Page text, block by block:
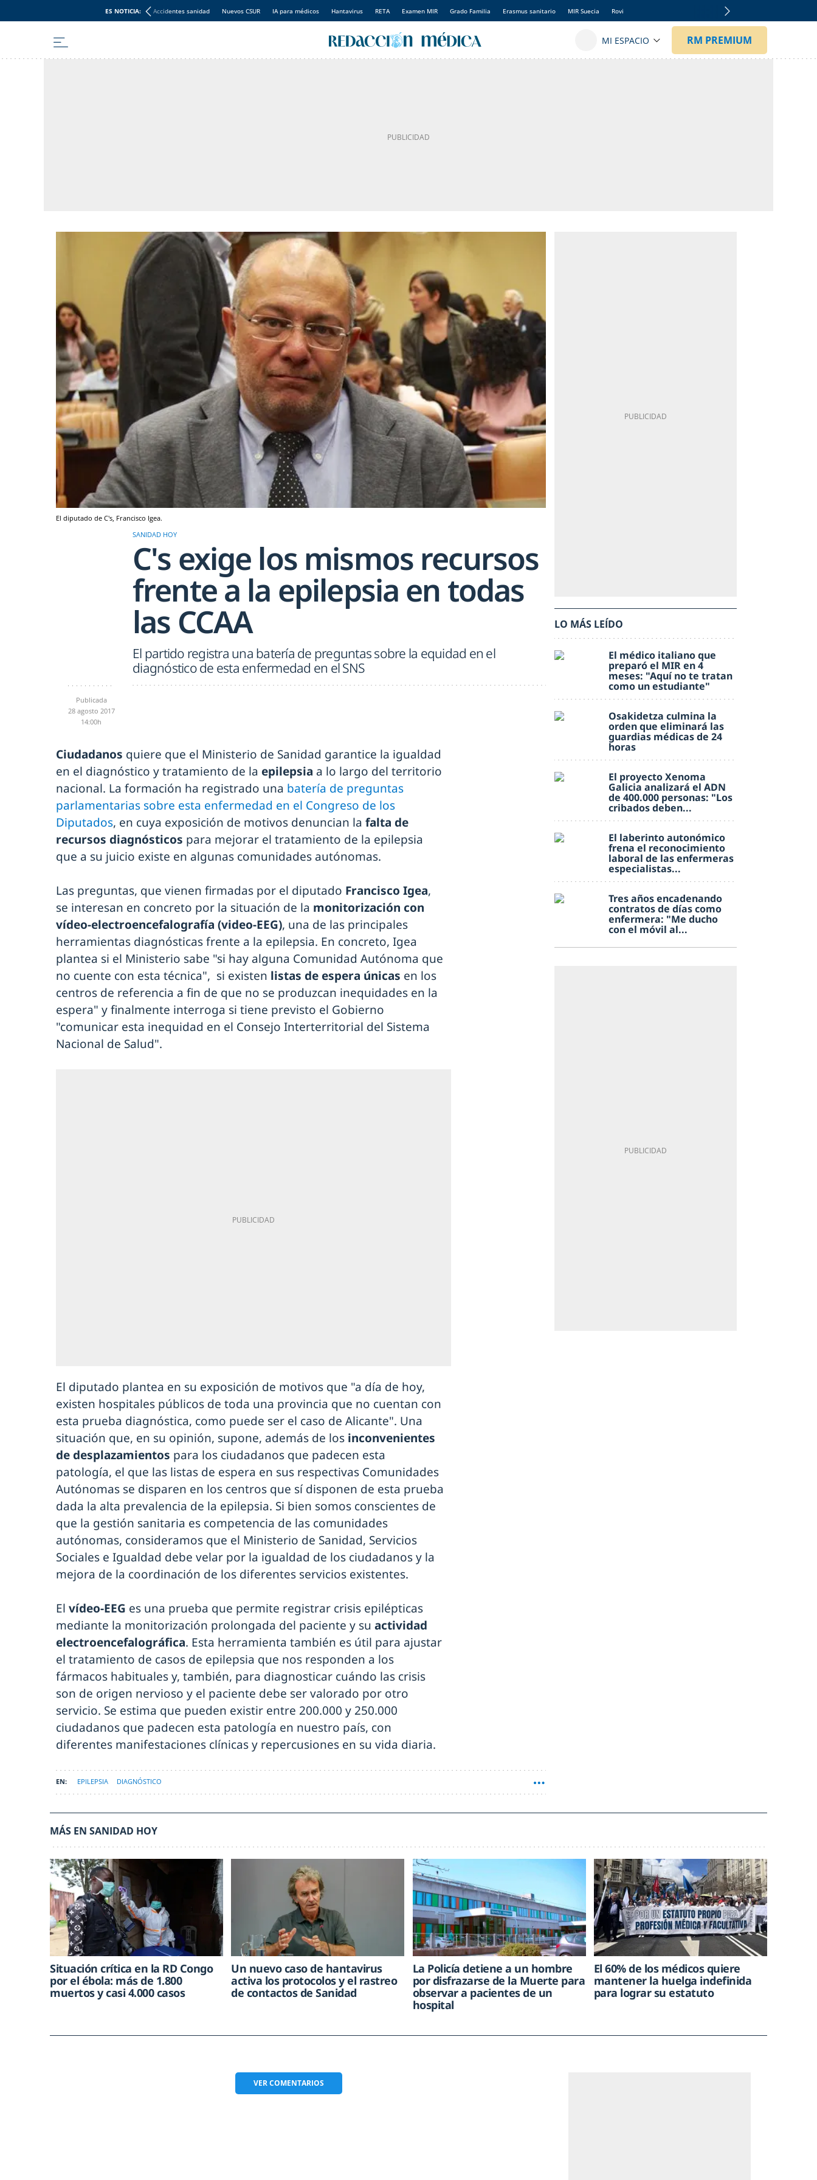
ES NOTICIA: Accidentes sanidad Nuevos CSUR IA para médicos Hantavirus RETA Examen MIR Grado Familia Erasmus sanitario MIR Suecia Rovi
El diputado de C's, Francisco Igea.
SANIDAD HOY
C's exige los mismos recursos
frente a la epilepsia en todas
las CCAA
El partido registra una batería de preguntas sobre la equidad en el
diagnóstico de esta enfermedad en el SNS
Publicada
28 agosto 2017
14:00h
Ciudadanos quiere que el Ministerio de Sanidad garantice la igualdad
en el diagnóstico y tratamiento de la epilepsia a lo largo del territorio
nacional. La formación ha registrado una batería de preguntas
parlamentarias sobre esta enfermedad en el Congreso de los
Diputados, en cuya exposición de motivos denuncian la falta de
recursos diagnósticos para mejorar el tratamiento de la epilepsia
que a su juicio existe en algunas comunidades autónomas.
Las preguntas, que vienen firmadas por el diputado Francisco Igea,
se interesan en concreto por la situación de la monitorización con
vídeo-electroencefalografía (video-EEG), una de las principales
herramientas diagnósticas frente a la epilepsia. En concreto, Igea
plantea si el Ministerio sabe "si hay alguna Comunidad Autónoma que
no cuente con esta técnica", si existen listas de espera únicas en los
centros de referencia a fin de que no se produzcan inequidades en la
espera" y finalmente interroga si tiene previsto el Gobierno
"comunicar esta inequidad en el Consejo Interterritorial del Sistema
Nacional de Salud".
El diputado plantea en su exposición de motivos que "a día de hoy,
existen hospitales públicos de toda una provincia que no cuentan con
esta prueba diagnóstica, como puede ser el caso de Alicante". Una
situación que, en su opinión, supone, además de los inconvenientes
de desplazamientos para los ciudadanos que padecen esta
patología, el que las listas de espera en sus respectivas Comunidades
Autónomas se disparen en los centros que sí disponen de esta prueba
dada la alta prevalencia de la epilepsia. Si bien somos conscientes de
que la gestión sanitaria es competencia de las comunidades
autónomas, consideramos que el Ministerio de Sanidad, Servicios
Sociales e Igualdad debe velar por la igualdad de los ciudadanos y la
mejora de la coordinación de los diferentes servicios existentes.
El vídeo-EEG es una prueba que permite registrar crisis epilépticas
mediante la monitorización prolongada del paciente y su actividad
electroencefalográfica. Esta herramienta también es útil para ajustar
el tratamiento de casos de epilepsia que nos responden a los
fármacos habituales y, también, para diagnosticar cuándo las crisis
son de origen nervioso y el paciente debe ser valorado por otro
servicio. Se estima que pueden existir entre 200.000 y 250.000
ciudadanos que padecen esta patología en nuestro país, con
diferentes manifestaciones clínicas y repercusiones en su vida diaria.
EPILEPSIA DIAGNÓSTICO
LO MÁS LEÍDO
El médico italiano que
preparó el MIR en 4
meses: "Aquí no te tratan
como un estudiante"
Osakidetza culmina la
orden que eliminará las
guardias médicas de 24
horas
El proyecto Xenoma
Galicia analizará el ADN
de 400.000 personas: "Los
cribados deben...
El laberinto autonómico
frena el reconocimiento
laboral de las enfermeras
especialistas...
Tres años encadenando
contratos de días como
enfermera: "Me ducho
con el móvil al...
MÁS EN SANIDAD HOY
Situación crítica en la RD Congo
por el ébola: más de 1.800
muertos y casi 4.000 casos
Un nuevo caso de hantavirus
activa los protocolos y el rastreo
de contactos de Sanidad
La Policía detiene a un hombre
por disfrazarse de la Muerte para
observar a pacientes de un
hospital
El 60% de los médicos quiere
mantener la huelga indefinida
para lograr su estatuto
VERCOMENTARIOS